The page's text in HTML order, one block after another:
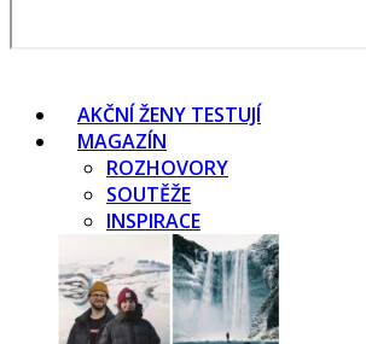
AKČNÍ ŽENY TESTUJÍ
MAGAZÍN
ROZHOVORY
SOUTĚŽE
INSPIRACE